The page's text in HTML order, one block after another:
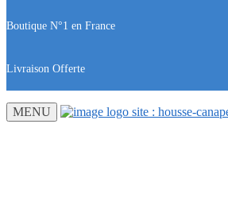
Boutique N°1 en France
Livraison Offerte
MENU